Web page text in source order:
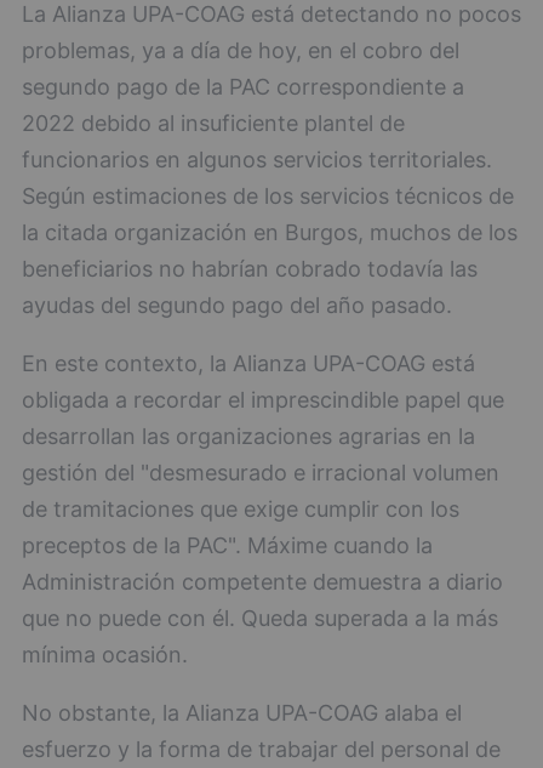
La Alianza UPA-COAG está detectando no pocos
problemas, ya a día de hoy, en el cobro del
segundo pago de la PAC correspondiente a
2022 debido al insuficiente plantel de
funcionarios en algunos servicios territoriales.
Según estimaciones de los servicios técnicos de
la citada organización en Burgos, muchos de los
beneficiarios no habrían cobrado todavía las
ayudas del segundo pago del año pasado.
En este contexto, la Alianza UPA-COAG está
obligada a recordar el imprescindible papel que
desarrollan las organizaciones agrarias en la
gestión del "desmesurado e irracional volumen
de tramitaciones que exige cumplir con los
preceptos de la PAC". Máxime cuando la
Administración competente demuestra a diario
que no puede con él. Queda superada a la más
mínima ocasión.
No obstante, la Alianza UPA-COAG alaba el
esfuerzo y la forma de trabajar del personal de